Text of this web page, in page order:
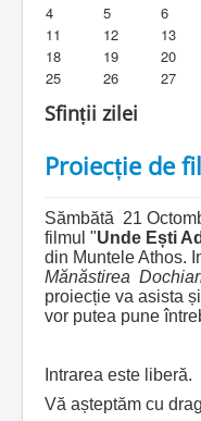
Alte legaturi
Biblioteca Parohiei
Foaia Parohiei
Activitati copii si
Contact
4
5 6
11
12 13
18
19 20
25
26 27
Sfinții zilei
Proiecție de
Sămbătă 21
filmul "Unde Ești
din Muntele Athos.
Mănăstirea
proiecție va asista
vor putea pune
Intrarea este liberă.
Vă așteptăm cu